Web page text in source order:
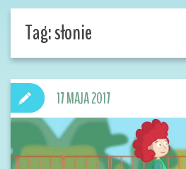
Tag:słonie
17 MAJA 2017